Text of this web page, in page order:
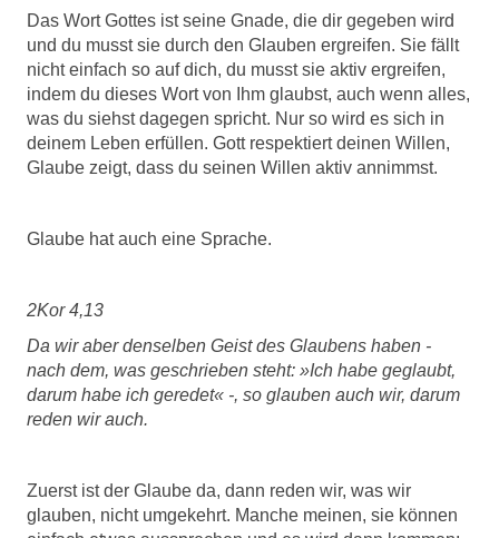
Das Wort Gottes ist seine Gnade, die dir gegeben wird
und du musst sie durch den Glauben ergreifen. Sie fällt
nicht einfach so auf dich, du musst sie aktiv ergreifen,
indem du dieses Wort von Ihm glaubst, auch wenn alles,
was du siehst dagegen spricht. Nur so wird es sich in
deinem Leben erfüllen. Gott respektiert deinen Willen,
Glaube zeigt, dass du seinen Willen aktiv annimmst.
Glaube hat auch eine Sprache.
2Kor 4,13
Da wir aber denselben Geist des Glaubens haben -
nach dem, was geschrieben steht: »Ich habe geglaubt,
darum habe ich geredet« -, so glauben auch wir, darum
reden wir auch.
Zuerst ist der Glaube da, dann reden wir, was wir
glauben, nicht umgekehrt. Manche meinen, sie können